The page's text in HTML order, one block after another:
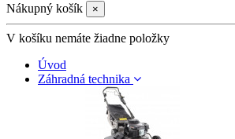
Nákupný košík
×
V košíku nemáte žiadne položky
Úvod
Záhradná technika